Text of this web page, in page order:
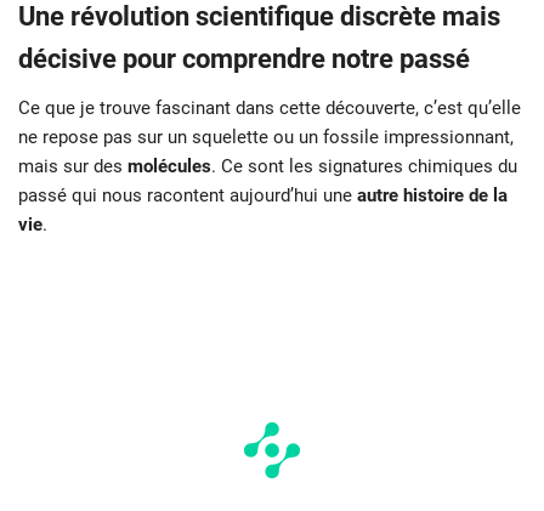
Une révolution scientifique discrète mais
décisive pour comprendre notre passé
Ce que je trouve fascinant dans cette découverte, c’est qu’elle
ne repose pas sur un squelette ou un fossile impressionnant,
mais sur des molécules. Ce sont les signatures chimiques du
passé qui nous racontent aujourd’hui une autre histoire de la
vie.